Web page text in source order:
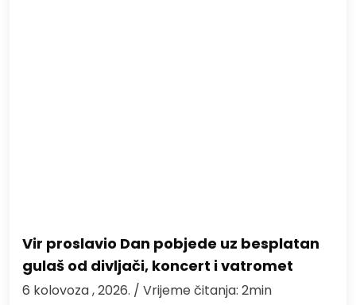
Vir proslavio Dan pobjede uz besplatan
gulaš od divljači, koncert i vatromet
6 kolovoza , 2026. / Vrijeme čitanja: 2min